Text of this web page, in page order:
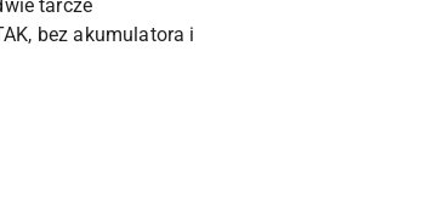
tarcze
bez akumulatora i